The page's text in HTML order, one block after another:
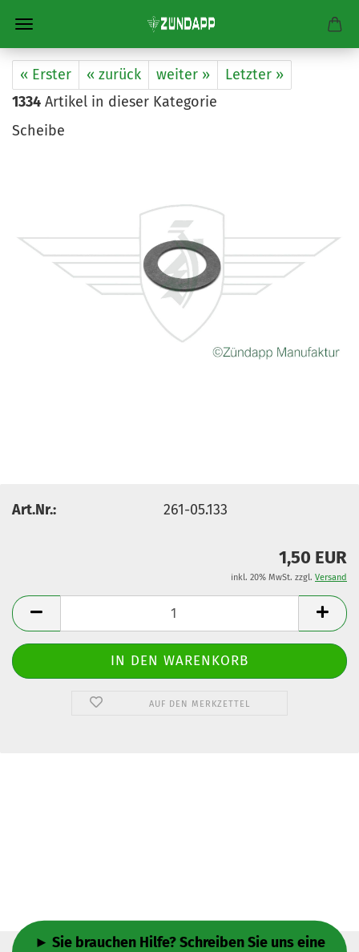
« Erster « zurück weiter »
Letzter »
1334 Artikel in dieser Kategorie
Scheibe
Art.Nr.: 261-05.133
1,50 EUR
inkl. 20% MwSt. zzgl. Versand
AUF DEN MERKZETTEL
► Sie brauchen Hilfe? Schreiben Sie uns eine